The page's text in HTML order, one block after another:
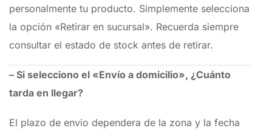
personalmente tu producto. Simplemente selecciona
la opción «Retirar en sucursal». Recuerda siempre
consultar el estado de stock antes de retirar.
– Si selecciono el «Envío a domicilio», ¿Cuánto
tarda en llegar?
El plazo de envio dependera de la zona y la fecha